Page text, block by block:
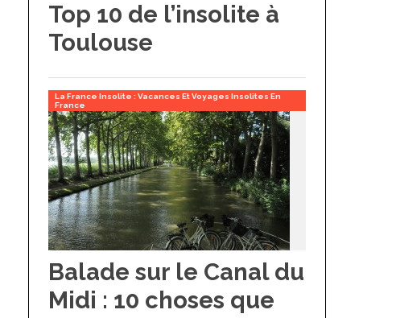
Top 10 de l’insolite à
Toulouse
La France Insolite : Vacances Et Voyages Insolites En
France
Balade sur le Canal du
Midi : 10 choses que